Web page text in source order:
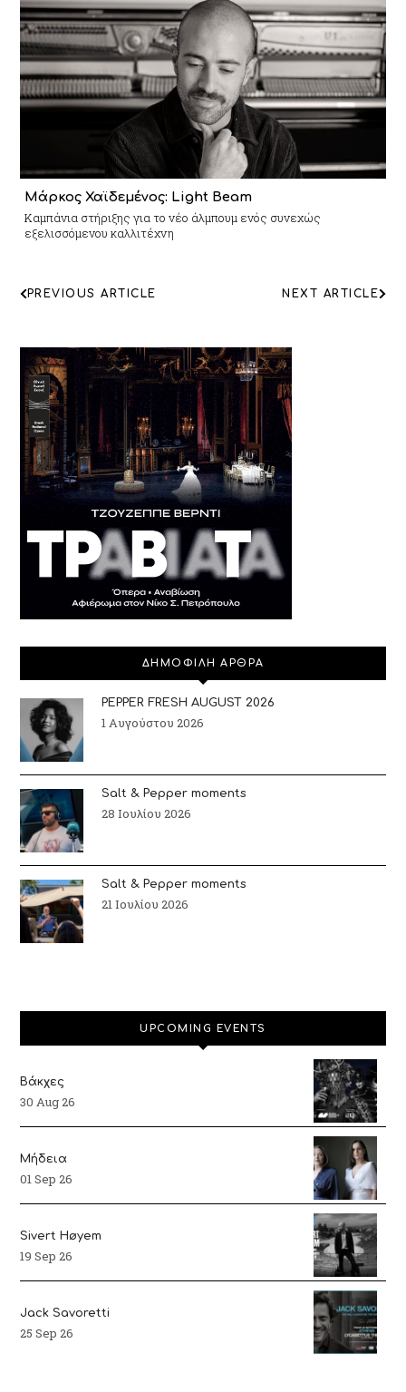
Μάρκος Χαϊδεμένος: Light Beam
Καμπάνια στήριξης για το νέο άλμπουμ ενός συνεχώς
εξελισσόμενου καλλιτέχνη
ΠΛΟΗΓΗΣΗ
NEXT ARTICLE
PREVIOUS ARTICLE
ΔΗΜΟΦΙΛΗ ΑΡΘΡΑ
PEPPER FRESH AUGUST 2026
1 Αυγούστου 2026
Salt & Pepper moments
28 Ιουλίου 2026
Salt & Pepper moments
21 Ιουλίου 2026
UPCOMING EVENTS
Βάκχες
30 Aug 26
Μήδεια
01 Sep 26
Sivert Høyem
19 Sep 26
Jack Savoretti
25 Sep 26